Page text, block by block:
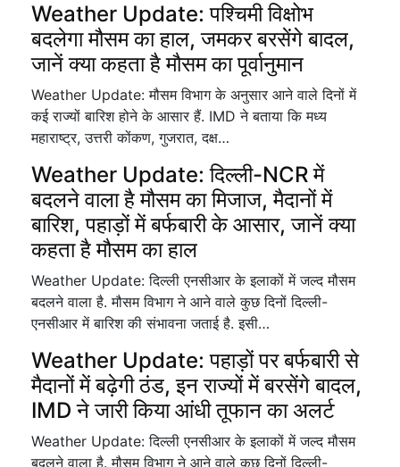
Weather Update: पश्चिमी विक्षोभ
बदलेगा मौसम का हाल, जमकर बरसेंगे बादल,
जानें क्या कहता है मौसम का पूर्वानुमान
Weather Update: मौसम विभाग के अनुसार आने वाले दिनों में
कई राज्यों बारिश होने के आसार हैं. IMD ने बताया कि मध्य
महाराष्ट्र, उत्तरी कोंकण, गुजरात, दक्ष…
Weather Update: दिल्ली-NCR में
बदलने वाला है मौसम का मिजाज, मैदानों में
बारिश, पहाड़ों में बर्फबारी के आसार, जानें क्या
कहता है मौसम का हाल
Weather Update: दिल्ली एनसीआर के इलाकों में जल्द मौसम
बदलने वाला है. मौसम विभाग ने आने वाले कुछ दिनों दिल्ली-
एनसीआर में बारिश की संभावना जताई है. इसी…
Weather Update: पहाड़ों पर बर्फबारी से
मैदानों में बढ़ेगी ठंड, इन राज्यों में बरसेंगे बादल,
IMD ने जारी किया आंधी तूफान का अलर्ट
Weather Update: दिल्ली एनसीआर के इलाकों में जल्द मौसम
बदलने वाला है. मौसम विभाग ने आने वाले कुछ दिनों दिल्ली-